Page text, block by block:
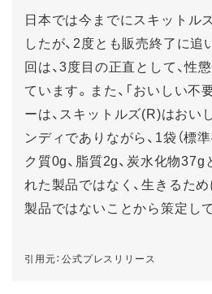
日本では今までにスキットル
したが、2度とも販売終了に追
回は、3度目の正直として、性
ています。また、「おいしい不
ーは、スキットルズ(R)はおい
ンディでありながら、1袋（標
ク質0g、脂質2g、炭水化物
れた製品ではなく、生きるた
製品ではないことから策定し
引用元：公式プレスリリース